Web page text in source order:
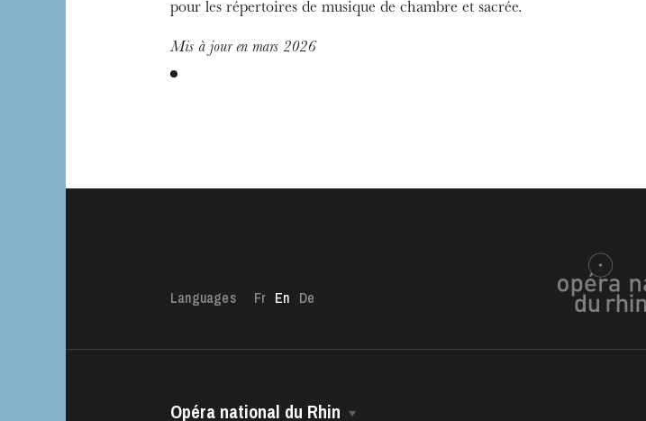
pour les répertoires de musique de chambre et sacrée.
Mis à jour en mars 2026
Languages Fr En De
Opéra national du Rhin